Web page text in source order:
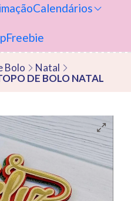
Calendários
Freebie
Bolo
Natal
DE BOLO NATAL